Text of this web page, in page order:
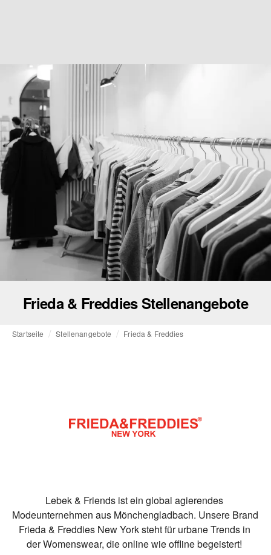
Frieda & Freddies Stellenangebote
Startseite Stellenangebote Frieda & Freddies
Lebek & Friends ist ein global agierendes
Modeunternehmen aus Mönchengladbach. Unsere Brand
Frieda & Freddies New York steht für urbane Trends in
der Womenswear, die online wie offline begeistert!